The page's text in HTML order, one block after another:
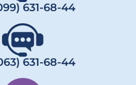
631-68-44
631-68-44